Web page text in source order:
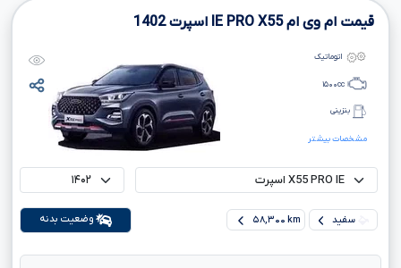
قیمت ام وی امX55
PRO
IE اسپرت1402
مشخصات بیشتر
اتوماتیک
۱۵۰۰cc
بنزینی
سفید ۵۸,۳۰۰ km وضعیت بدنه